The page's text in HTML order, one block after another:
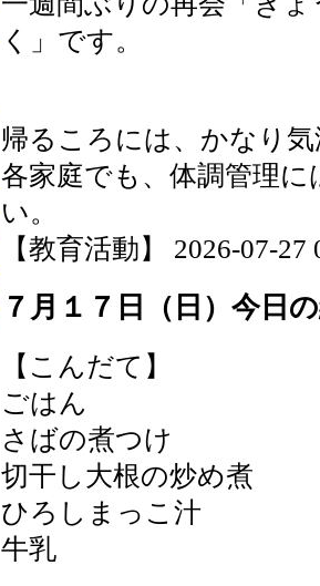
く」です。
帰るころには、かなり
各家庭でも、体調管理
い。
【教育活動】 2026-07-27
７月１７日（日）今日
【こんだて】
ごはん
さばの煮つけ
切干し大根の炒め煮
ひろしまっこ汁
牛乳